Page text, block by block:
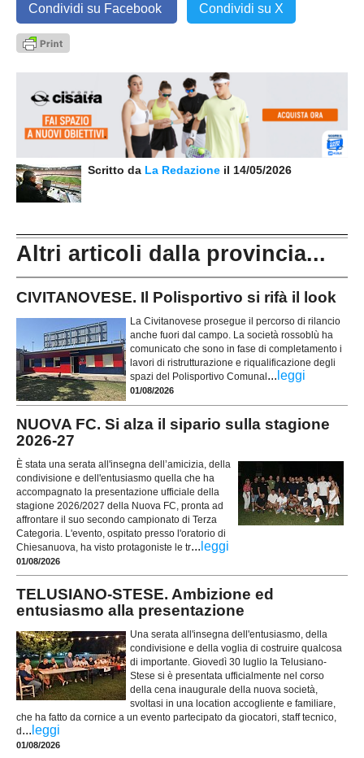
Condividi su Facebook Condividi su X
Scritto da La Redazione il 14/05/2026
Altri articoli dalla provincia...
CIVITANOVESE. Il Polisportivo si rifà il look
La Civitanovese prosegue il percorso di rilancio
anche fuori dal campo. La società rossoblù ha
comunicato che sono in fase di completamento i
lavori di ristrutturazione e riqualificazione degli
spazi del Polisportivo Comunal... leggi
01/08/2026
NUOVA FC. Si alza il sipario sulla stagione
2026-27
È stata una serata all'insegna dell’amicizia, della
condivisione e dell'entusiasmo quella che ha
accompagnato la presentazione ufficiale della
stagione 2026/2027 della Nuova FC, pronta ad
affrontare il suo secondo campionato di Terza
Categoria. L'evento, ospitato presso l'oratorio di
Chiesanuova, ha visto protagoniste le tr... leggi
01/08/2026
TELUSIANO-STESE. Ambizione ed
entusiasmo alla presentazione
Una serata all'insegna dell'entusiasmo, della
condivisione e della voglia di costruire qualcosa
di importante. Giovedì 30 luglio la Telusiano-
Stese si è presentata ufficialmente nel corso
della cena inaugurale della nuova società,
svoltasi in una location accogliente e familiare,
che ha fatto da cornice a un evento partecipato da giocatori, staff tecnico,
d... leggi
01/08/2026